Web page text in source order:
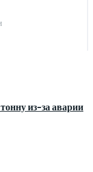
из-за аварии